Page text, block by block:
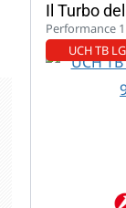
Il Turbo
Performance
UCH TB